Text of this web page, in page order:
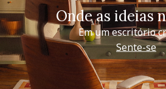
Onde as ideias
Em um escritório
Sente-se